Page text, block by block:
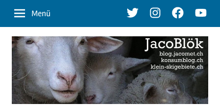
Inhalt
TwitterInstagramFacebook
Menü